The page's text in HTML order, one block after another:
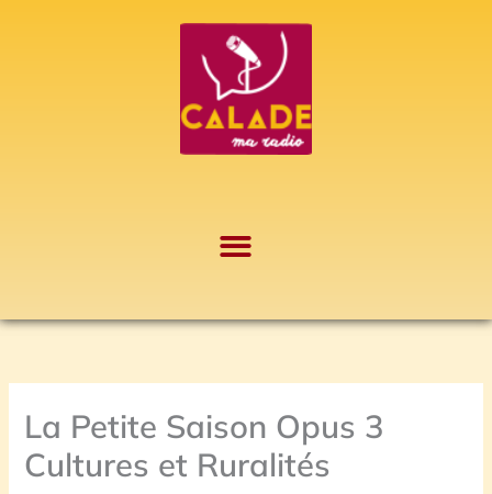
La Petite Saison Opus 3
Cultures et Ruralités